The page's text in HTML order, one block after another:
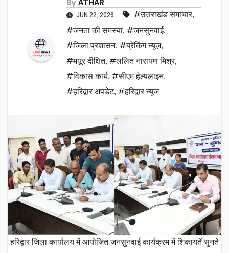
By ATHAR
JUN 22, 2026 #उत्तराखंड समाचार,
#जनता की समस्या, #जनसुनवाई,
#जिला प्रशासन, #ब्रेकिंग न्यूज़,
#मयूर दीक्षित, #ललित नारायण मिश्र,
#विकास कार्य, #सीएम हेल्पलाइन,
#हरिद्वार अपडेट, #हरिद्वार न्यूज
हरिद्वार जिला कार्यालय में आयोजित जनसुनवाई कार्यक्रम में शिकायतें सुनते